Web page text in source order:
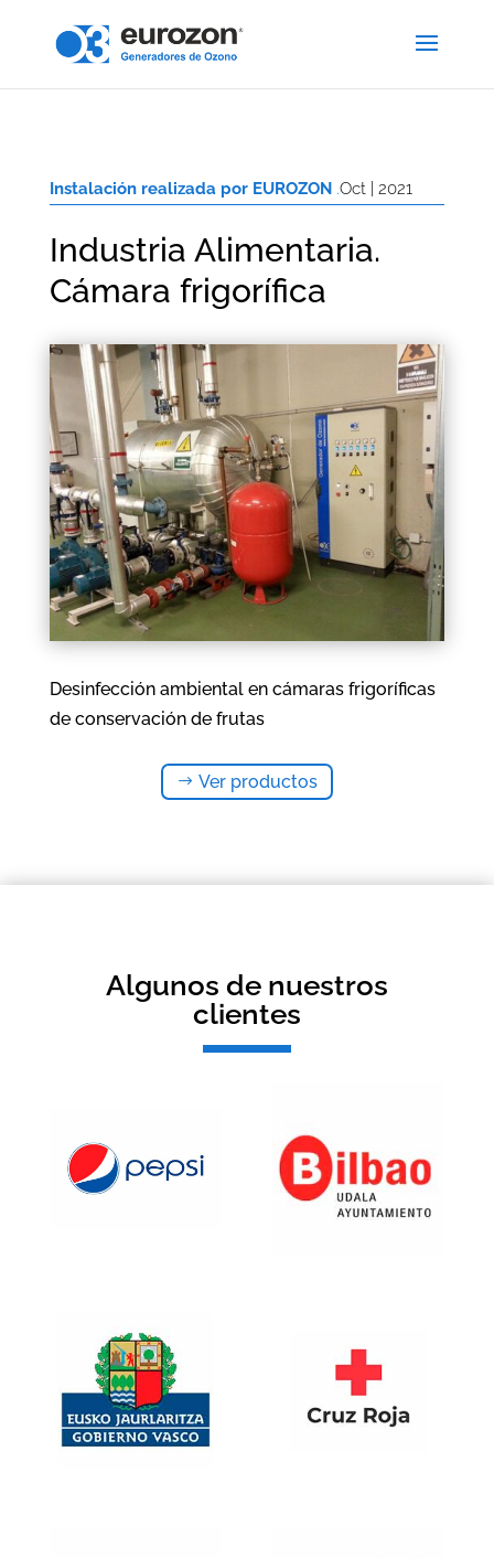
Instalación realizada por EUROZON.Oct | 2021
Industria Alimentaria.
Cámara frigorífica
Desinfección ambiental en cámaras frigoríficas
de conservación de frutas
Ver productos
Algunos de nuestros
clientes